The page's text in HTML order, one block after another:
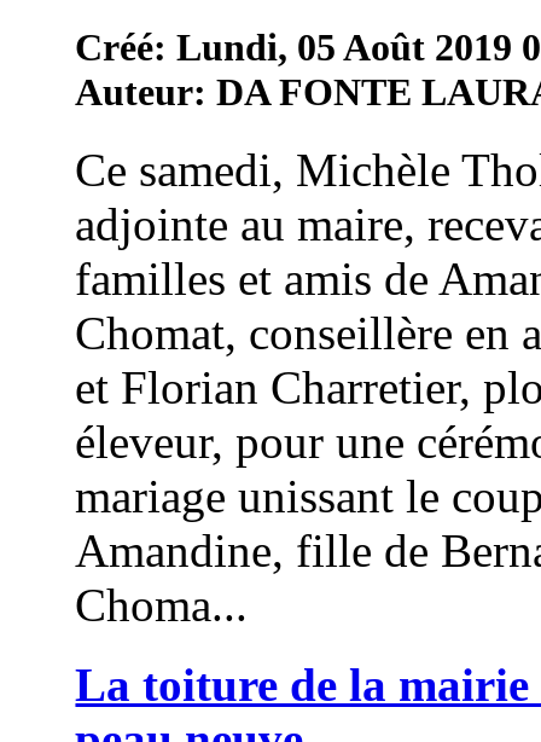
Créé: Lundi, 05 Août 2019
Auteur: DA FONTE
Ce samedi, Michèle
adjointe au maire,
familles et amis de
Chomat, conseillère en
et Florian Charretier,
éleveur, pour une
mariage unissant le
Amandine, fille de
Choma...
La toiture de la